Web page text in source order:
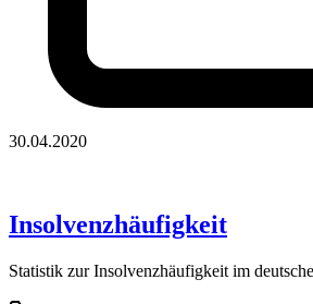
30.04.2020
Insolvenzhäufigkeit
Statistik zur Insolvenzhäufigkeit im